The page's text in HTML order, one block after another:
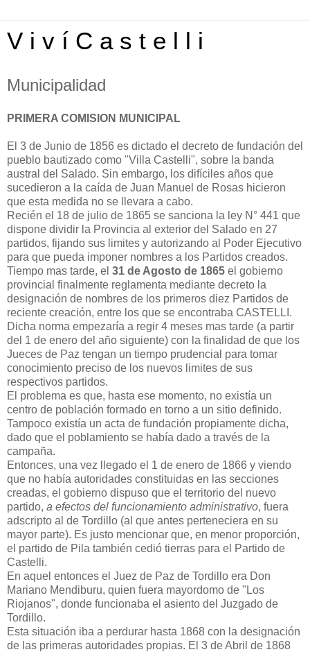
V i v í C a s t e l l i
Municipalidad
PRIMERA COMISION MUNICIPAL
El 3 de Junio de 1856 es dictado el decreto de fundación del
pueblo bautizado como "Villa Castelli", sobre la banda
austral del Salado. Sin embargo, los difíciles años que
sucedieron a la caída de Juan Manuel de Rosas hicieron
que esta medida no se llevara a cabo.
Recién el 18 de julio de 1865 se sanciona la ley N° 441 que
dispone dividir la Provincia al exterior del Salado en 27
partidos, fijando sus limites y autorizando al Poder Ejecutivo
para que pueda imponer nombres a los Partidos creados.
Tiempo mas tarde, el 31 de Agosto de 1865 el gobierno
provincial finalmente reglamenta mediante decreto la
designación de nombres de los primeros diez Partidos de
reciente creación, entre los que se encontraba CASTELLI.
Dicha norma empezaría a regir 4 meses mas tarde (a partir
del 1 de enero del año siguiente) con la finalidad de que los
Jueces de Paz tengan un tiempo prudencial para tomar
conocimiento preciso de los nuevos limites de sus
respectivos partidos.
El problema es que, hasta ese momento, no existía un
centro de población formado en torno a un sitio definido.
Tampoco existía un acta de fundación propiamente dicha,
dado que el poblamiento se había dado a través de la
campaña.
Entonces, una vez llegado el 1 de enero de 1866 y viendo
que no había autoridades constituidas en las secciones
creadas, el gobierno dispuso que el territorio del nuevo
partido, a efectos del funcionamiento administrativo, fuera
adscripto al de Tordillo (al que antes perteneciera en su
mayor parte). Es justo mencionar que, en menor proporción,
el partido de Pila también cedió tierras para el Partido de
Castelli.
En aquel entonces el Juez de Paz de Tordillo era Don
Mariano Mendiburu, quien fuera mayordomo de "Los
Riojanos", donde funcionaba el asiento del Juzgado de
Tordillo.
Esta situación iba a perdurar hasta 1868 con la designación
de las primeras autoridades propias. El 3 de Abril de 1868